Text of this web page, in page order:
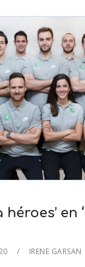
héroes’ en
IRENE GARSAN